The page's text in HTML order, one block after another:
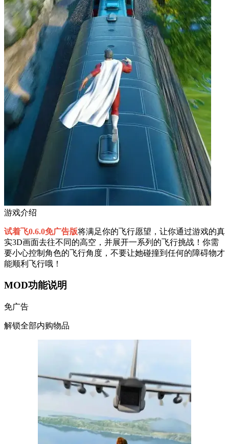
游戏介绍
试着飞0.6.0免广告版将满足你的飞行愿望，让你通过游戏的真
实3D画面去往不同的高空，并展开一系列的飞行挑战！你需
要小心控制角色的飞行角度，不要让她碰撞到任何的障碍物才
能顺利飞行哦！
MOD功能说明
免广告
解锁全部内购物品